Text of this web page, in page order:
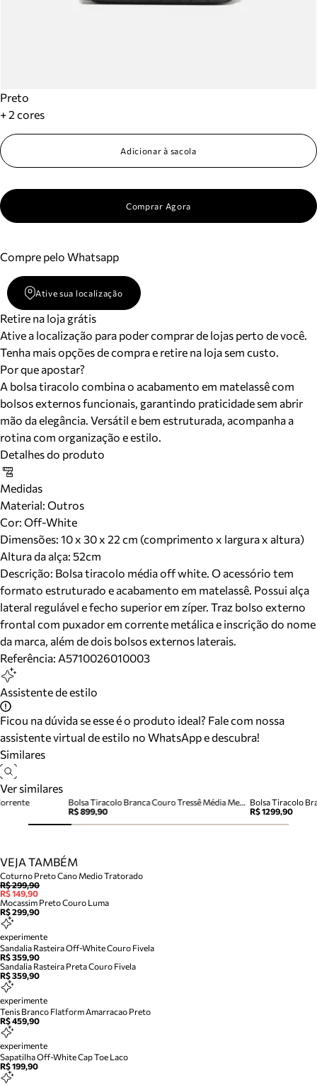
Preto
+ 2 cores
Adicionar à sacola
Comprar Agora
Compre pelo Whatsapp
Ative sua localização
Retire na loja grátis
Ative a localização para poder comprar de lojas perto de você.
Tenha mais opções de compra e retire na loja sem custo.
Por que apostar?
A bolsa tiracolo combina o acabamento em matelassê com
bolsos externos funcionais, garantindo praticidade sem abrir
mão da elegância. Versátil e bem estruturada, acompanha a
rotina com organização e estilo.
Detalhes do produto
Medidas
Material: Outros
Cor: Off-White
Dimensões: 10 x 30 x 22 cm (comprimento x largura x altura)
Altura da alça: 52cm
Descrição: Bolsa tiracolo média off white. O acessório tem
formato estruturado e acabamento em matelassê. Possui alça
lateral regulável e fecho superior em zíper. Traz bolso externo
frontal com puxador em corrente metálica e inscrição do nome
da marca, além de dois bolsos externos laterais.
Referência: A5710026010003
Assistente de estilo
Ficou na dúvida se esse é o produto ideal? Fale com nossa
assistente virtual de estilo no WhatsApp e descubra!
Similares
Ver similares
Bolsa Tiracolo Branca Couro Tressê Média Metal
R$ 899,90
R$ 1299,90
VEJA TAMBÉM
Coturno Preto Cano Medio Tratorado
R$ 299,90
R$ 149,90
Mocassim Preto Couro Luma
R$ 299,90
experimente
Sandalia Rasteira Off-White Couro Fivela
R$ 359,90
Sandalia Rasteira Preta Couro Fivela
R$ 359,90
experimente
Tenis Branco Flatform Amarracao Preto
R$ 459,90
experimente
Sapatilha Off-White Cap Toe Laco
R$ 199,90